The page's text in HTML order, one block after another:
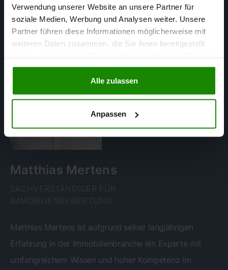
Verwendung unserer Website an unsere Partner für
soziale Medien, Werbung und Analysen weiter. Unsere
Partner führen diese Informationen möglicherweise mit
weiteren Daten zusammen, die Sie ihnen bereitgestellt
gesammelt haben.
Alle zulassen
Anpassen
Matthias Mertens
SACHVERSTÄNDIGER FÜR
Matthias Mertens ist aufgrund seiner langjährigen
Erfahrung in der Immobilienbranche ein Experte mit
umfangreichem Wissen und hoher Kompetenz im